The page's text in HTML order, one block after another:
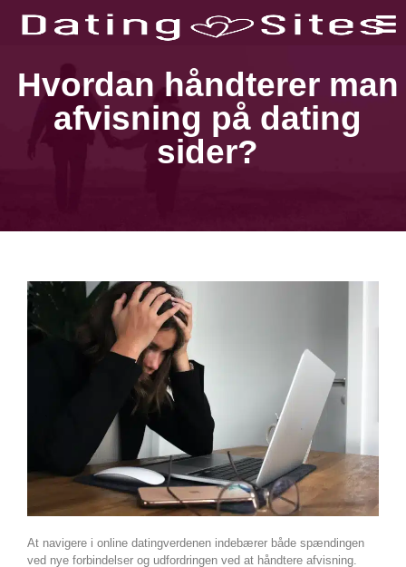
Hvordan håndterer man
afvisning på dating
sider?
At navigere i online datingverdenen indebærer både spændingen
ved nye forbindelser og udfordringen ved at håndtere afvisning.